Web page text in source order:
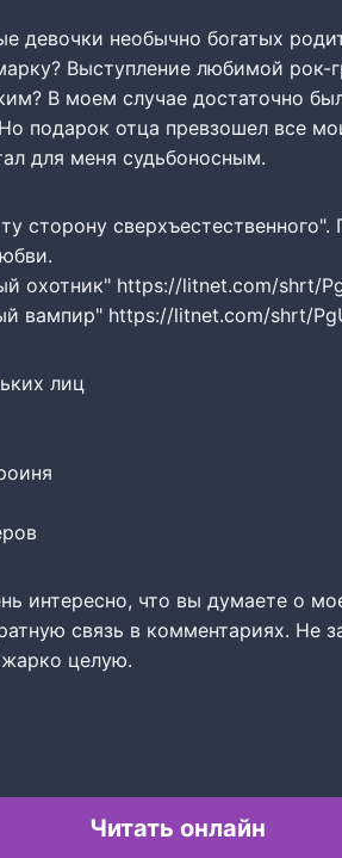
девочки необычно богатых
Выступление любимой рок-
В моем случае достаточно
подарок отца превзошел все
для меня судьбоносным.
сторону
охотник" https://litnet.com/shrt/
вампир" https://litnet.com/shrt/
лиц
интересно, что вы думаете о
связь в комментариях. Не
целую.
Читать онлайн